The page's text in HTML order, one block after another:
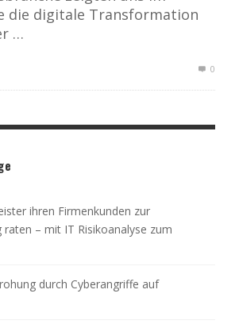
die digitale Transformation
…
0
ihren Firmenkunden zur
raten – mit IT Risikoanalyse zum
durch Cyberangriffe auf